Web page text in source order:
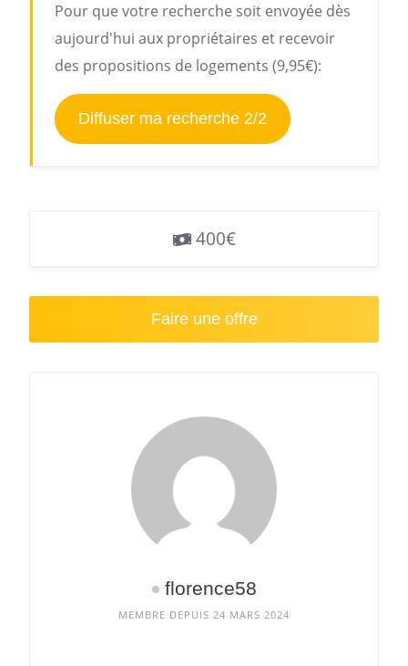
Pour que votre recherche soit envoyée dès
aujourd'hui aux propriétaires et recevoir
des propositions de logements (9,95€):
Diffuser ma recherche 2/2
400€
Faire une offre
florence58
MEMBRE DEPUIS 24 MARS 2024